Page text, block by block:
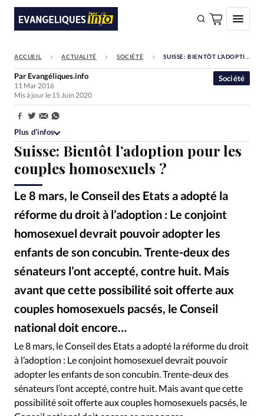
FAIRE UN DON
Faire un don
Société
Monde
Bible
Toute l'actualité
Se connecter
RUBRIQUES
Toute l'actualité Bible Culture
Economie
Eglises
Histoire Laicité
Liberté religieuse
Mission
Monde People Politique
Religions
Société
ACCUEIL ACTUALITÉ SOCIÉTÉ SUISSE: BIENTÔT L’ADOPTION POUR LES COUPLES HOMOSEXUELS ?
Suisse: Bientôt l’adoption pour les
couples homosexuels ?
Le 8 mars, le Conseil des Etats a adopté la
réforme du droit à l’adoption : Le conjoint
homosexuel devrait pouvoir adopter les
enfants de son concubin. Trente-deux des
sénateurs l’ont accepté, contre huit. Mais
avant que cette possibilité soit offerte aux
couples homosexuels pacsés, le Conseil
national doit encore…
Société
Par Evangéliques.info
11 Mar 2016
Mis à jour le 15 Juin 2020
Partager:
Plus d’infos
Le 8 mars, le Conseil des Etats a adopté la réforme du droit
à l’adoption : Le conjoint homosexuel devrait pouvoir
adopter les enfants de son concubin. Trente-deux des
sénateurs l’ont accepté, contre huit. Mais avant que cette
possibilité soit offerte aux couples homosexuels pacsés, le